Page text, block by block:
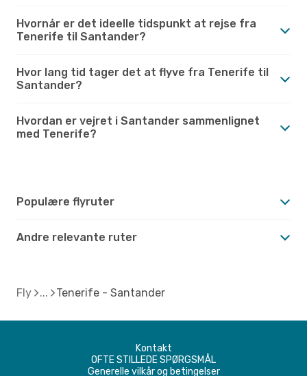
Hvornår er det ideelle tidspunkt at rejse fra
Tenerife til Santander?
Hvor lang tid tager det at flyve fra Tenerife til
Santander?
Hvordan er vejret i Santander sammenlignet
med Tenerife?
Populære flyruter
Andre relevante ruter
Fly Tenerife - Santander
Kontakt
OFTE STILLEDE SPØRGSMÅL
Generelle vilkår og betingelser